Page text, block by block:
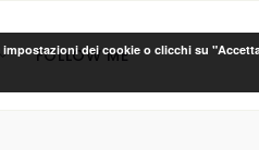
FOLLOW MEdei cookie o clicchi su